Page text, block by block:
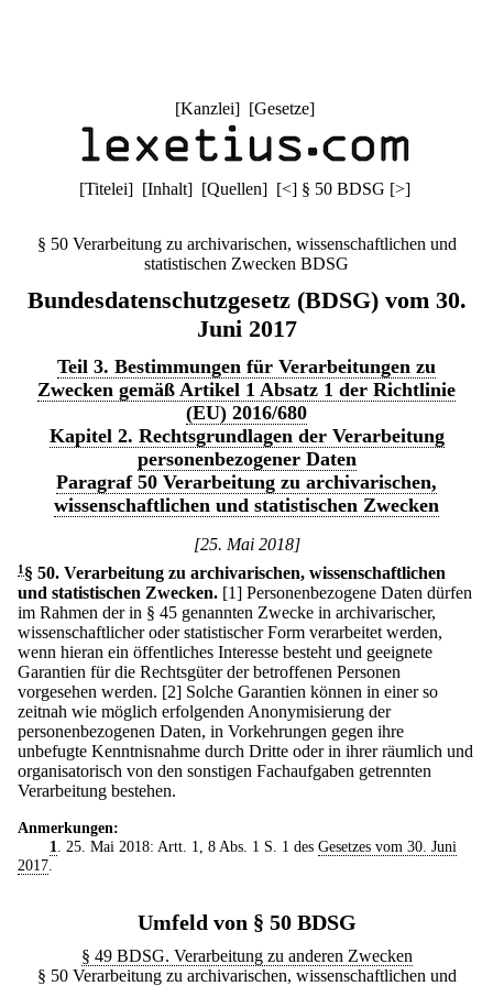
[Kanzlei] [Gesetze]
[Titelei] [Inhalt] [Quellen] [<] § 50 BDSG [>]
§ 50 Verarbeitung zu archivarischen, wissenschaftlichen und
statistischen Zwecken BDSG
Bundesdatenschutzgesetz (BDSG) vom 30.
Juni 2017
Teil 3. Bestimmungen für Verarbeitungen zu
Zwecken gemäß Artikel 1 Absatz 1 der Richtlinie
(EU) 2016/680
Kapitel 2. Rechtsgrundlagen der Verarbeitung
personenbezogener Daten
Paragraf 50 Verarbeitung zu archivarischen,
wissenschaftlichen und statistischen Zwecken
[25. Mai 2018]
1 § 50. Verarbeitung zu archivarischen, wissenschaftlichen
und statistischen Zwecken. [1] Personenbezogene Daten dürfen
im Rahmen der in § 45 genannten Zwecke in archivarischer,
wissenschaftlicher oder statistischer Form verarbeitet werden,
wenn hieran ein öffentliches Interesse besteht und geeignete
Garantien für die Rechtsgüter der betroffenen Personen
vorgesehen werden. [2] Solche Garantien können in einer so
zeitnah wie möglich erfolgenden Anonymisierung der
personenbezogenen Daten, in Vorkehrungen gegen ihre
unbefugte Kenntnisnahme durch Dritte oder in ihrer räumlich und
organisatorisch von den sonstigen Fachaufgaben getrennten
Verarbeitung bestehen.
Anmerkungen:
1
. 25. Mai 2018: Artt. 1, 8 Abs. 1 S. 1 des Gesetzes vom 30. Juni
2017
Umfeld von § 50 BDSG
§ 49 BDSG. Verarbeitung zu anderen Zwecken
§ 50 Verarbeitung zu archivarischen, wissenschaftlichen und